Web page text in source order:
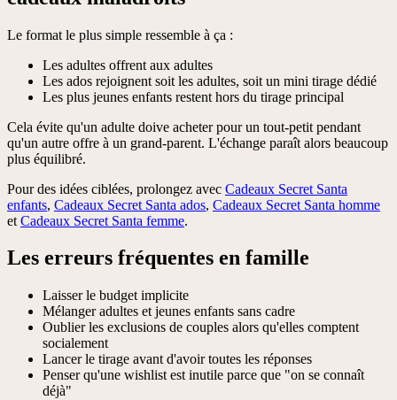
Le format le plus simple ressemble à ça :
Les adultes offrent aux adultes
Les ados rejoignent soit les adultes, soit un mini tirage dédié
Les plus jeunes enfants restent hors du tirage principal
Cela évite qu'un adulte doive acheter pour un tout-petit pendant
qu'un autre offre à un grand-parent. L'échange paraît alors beaucoup
plus équilibré.
Pour des idées ciblées, prolongez avec Cadeaux Secret Santa
enfants, Cadeaux Secret Santa ados, Cadeaux Secret Santa homme
et Cadeaux Secret Santa femme.
Les erreurs fréquentes en famille
Laisser le budget implicite
Mélanger adultes et jeunes enfants sans cadre
Oublier les exclusions de couples alors qu'elles comptent
socialement
Lancer le tirage avant d'avoir toutes les réponses
Penser qu'une wishlist est inutile parce que "on se connaît
déjà"